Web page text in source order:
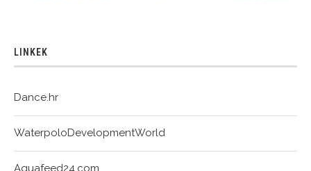
LINKEK
Dance.hr
WaterpoloDevelopmentWorld
Aquafeed24.com